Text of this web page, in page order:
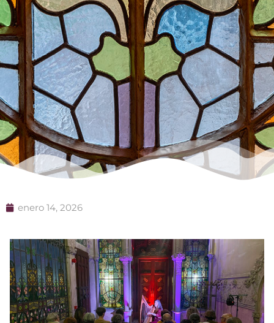
enero 14, 2026